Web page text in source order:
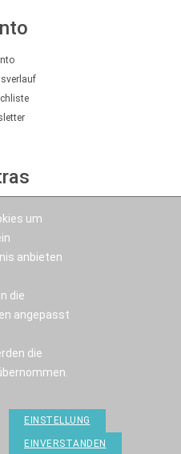
© 2026
um
anbieten
die
angepasst
die
EINSTELLUNG
EINVERSTANDEN